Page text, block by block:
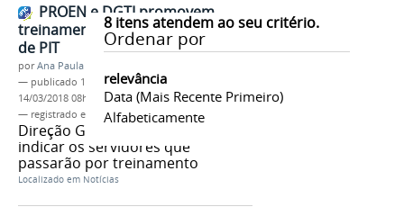
8itens atendem ao seu critério.
Ordenar por
relevância
Data (mais Recente Primeiro)
Alfabeticamente
PROEN e DGTI promovem
treinamento para homologação
de PIT
porAna Paula Batista
— publicado 14/03/2018—última modificação
14/03/2018 08h09
— registrado em:
PIT,treinamento,PROEN
Direção Geral dos campi devem
indicar os servidores que
passarão por treinamento
Localizado em Notícias